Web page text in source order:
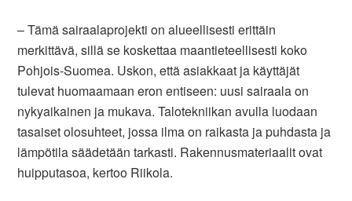
– Tämä sairaalaprojekti on alueellisesti erittäin
merkittävä, sillä se koskettaa maantieteellisesti koko
Pohjois-Suomea. Uskon, että asiakkaat ja käyttäjät
tulevat huomaamaan eron entiseen: uusi sairaala on
nykyaikainen ja mukava. Talotekniikan avulla luodaan
tasaiset olosuhteet, jossa ilma on raikasta ja puhdasta ja
lämpötila säädetään tarkasti. Rakennusmateriaalit ovat
huipputasoa, kertoo Riikola.